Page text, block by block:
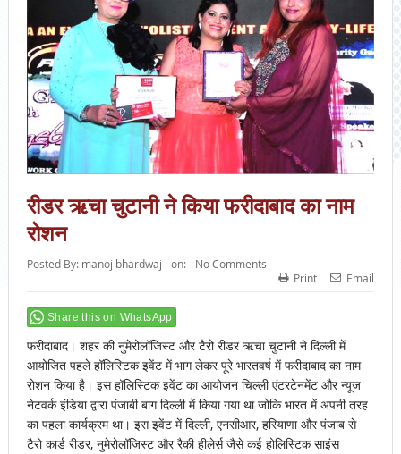
रीडर ऋचा चुटानी ने किया फरीदाबाद का नाम
रोशन
Posted By: manoj bhardwaj on:
No Comments
Print
Email
Share this on WhatsApp
फरीदाबाद। शहर की नुमेरोलॉजिस्ट और टैरो रीडर ऋचा चुटानी ने दिल्ली में
आयोजित पहले हॉलिस्टिक इवेंट में भाग लेकर पूरे भारतवर्ष में फरीदाबाद का नाम
रोशन किया है। इस हॉलिस्टिक इवेंट का आयोजन चिल्ली एंटरटेनमेंट और न्यूज
नेटवर्क इंडिया द्वारा पंजाबी बाग दिल्ली में किया गया था जोकि भारत में अपनी तरह
का पहला कार्यक्रम था। इस इवेंट में दिल्ली, एनसीआर, हरियाणा और पंजाब से
टैरो कार्ड रीडर, नुमेरोलॉजिस्ट और रैकी हीलेर्स जैसे कई होलिस्टिक साइंस